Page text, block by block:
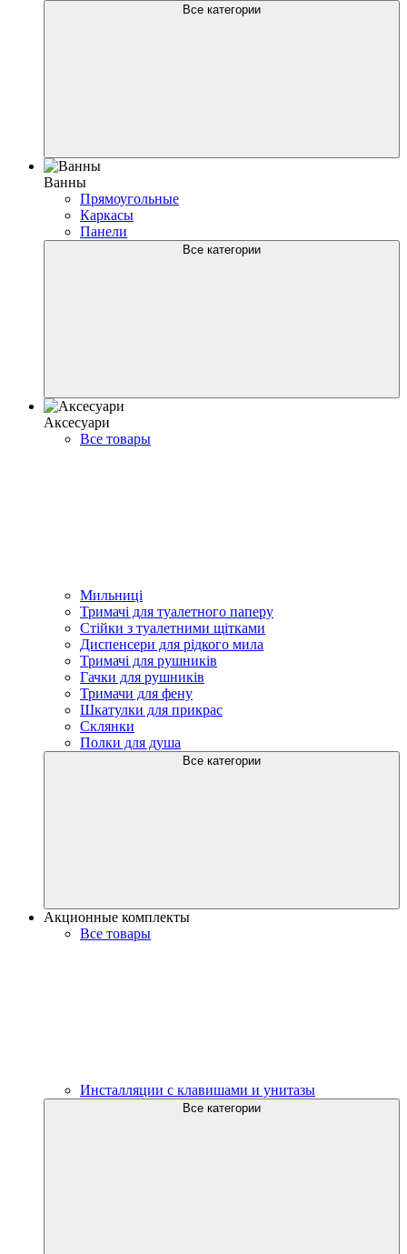
Все категории
Ванны
Прямоугольные
Каркасы
Панели
Все категории
Аксесуари
Все товары
Мильниці
Тримачі для туалетного паперу
Стійки з туалетними щітками
Диспенсери для рідкого мила
Тримачі для рушників
Гачки для рушників
Тримачи для фену
Шкатулки для прикрас
Склянки
Полки для душа
Все категории
Акционные комплекты
Все товары
Инсталляции с клавишами и унитазы
Все категории